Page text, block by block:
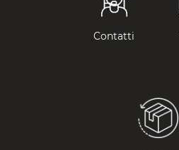
Contatti